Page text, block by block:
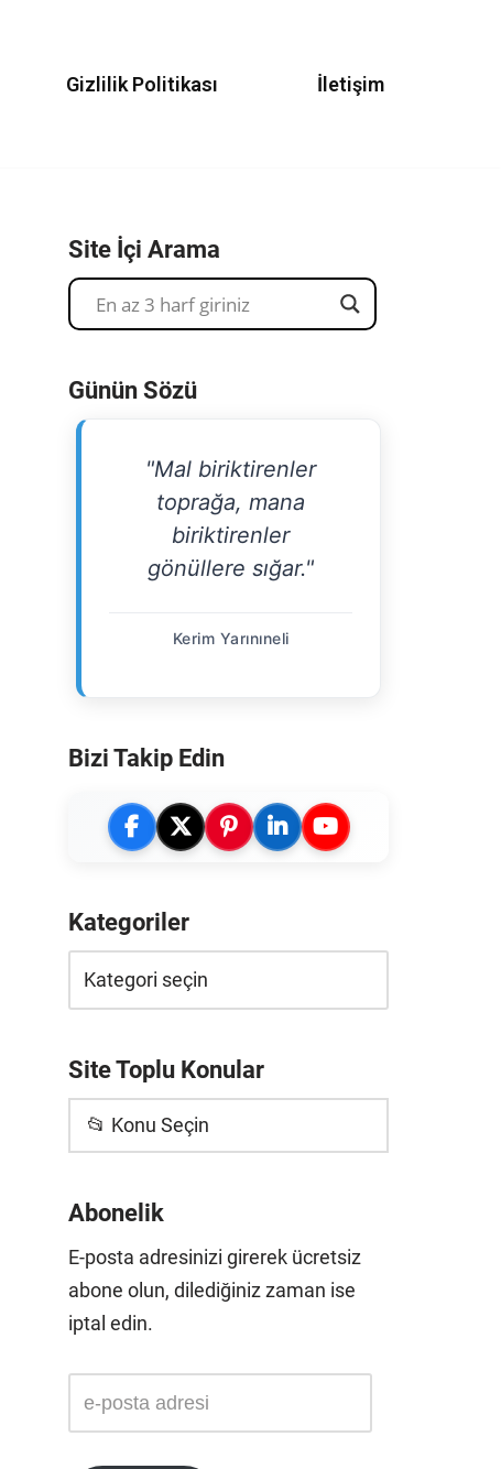
Gizlilik Politikası İletişim
Site İçi Arama
Günün Sözü
"Mal biriktirenler
toprağa, mana
biriktirenler
gönüllere sığar."
Kerim Yarınıneli
Bizi Takip Edin
Kategoriler
Site Toplu Konular
📂 Konu Seçin
Abonelik
E-posta adresinizi girerek ücretsiz
abone olun, dilediğiniz zaman ise
iptal edin.